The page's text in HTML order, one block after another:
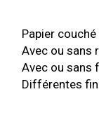
Papier
Avec ou sans
Avec ou sans
Différentes